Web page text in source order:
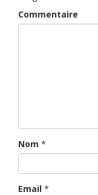
Commentaire
Nom *
Email *